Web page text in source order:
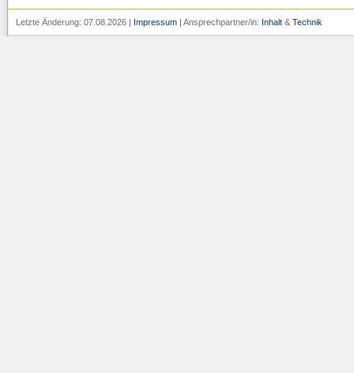
Letzte Änderung: 07.08.2026 | Impressum | Ansprechpartner/in: Inhalt & Technik